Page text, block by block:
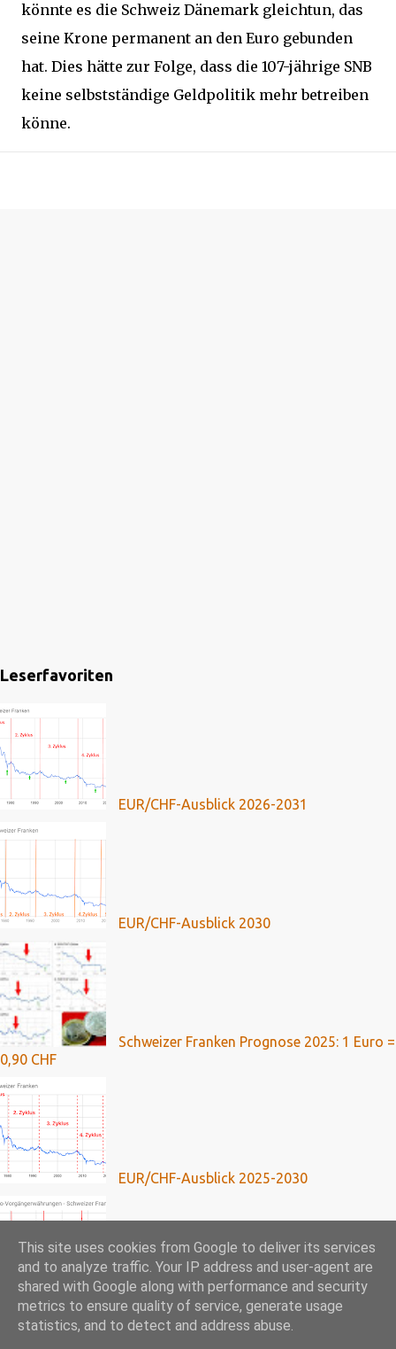
könnte es die Schweiz Dänemark gleichtun, das
seine Krone permanent an den Euro gebunden
hat. Dies hätte zur Folge, dass die 107-jährige SNB
keine selbstständige Geldpolitik mehr betreiben
könne.
Leserfavoriten
EUR/CHF-Ausblick 2026-2031
EUR/CHF-Ausblick 2030
Schweizer Franken Prognose 2025: 1 Euro =
0,90 CHF
EUR/CHF-Ausblick 2025-2030
Franken-Kredite: Umfassende Analyse mit
Ausblick bis 2024
This site uses cookies from Google to deliver its services
and to analyze traffic. Your IP address and user-agent are
shared with Google along with performance and security
metrics to ensure quality of service, generate usage
statistics, and to detect and address abuse.